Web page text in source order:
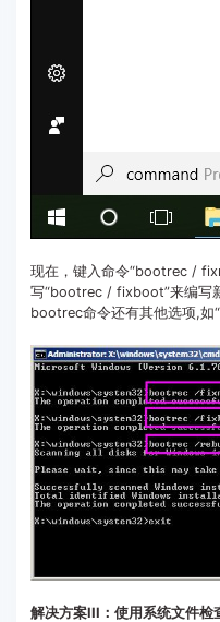
现在，键入命令“bootrec /
写“bootrec / fixboot”来编写
bootrec命令还有其他选项,如
解决方案III：使用系统文件检